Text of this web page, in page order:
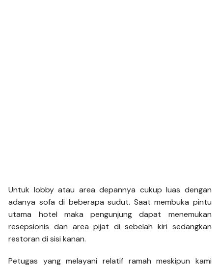
Untuk lobby atau area depannya cukup luas dengan
adanya sofa di beberapa sudut. Saat membuka pintu
utama hotel maka pengunjung dapat menemukan
resepsionis dan area pijat di sebelah kiri sedangkan
restoran di sisi kanan.
Petugas yang melayani relatif ramah meskipun kami